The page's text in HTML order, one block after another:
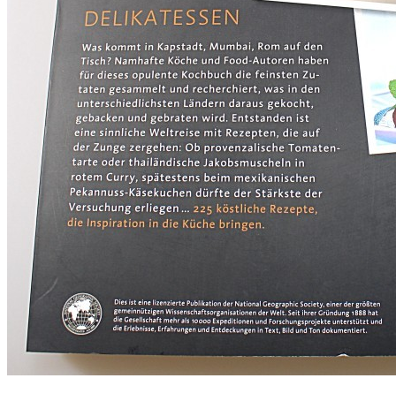
KAFFEEMASCHINEN & CO
FOTOS UND FOTOBÜCHER
AUTOS
REISE
BOXEN
KIND & KEGEL